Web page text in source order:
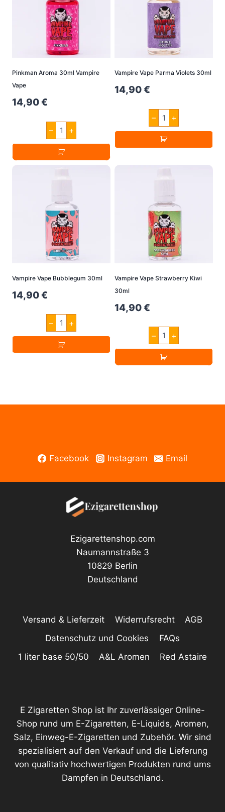
Pinkman Aroma 30ml Vampire
Vape
14,90€
–
Pinkman
Aroma
30ml
Vampire
Vape
Menge
+
Vampire Vape Parma Violets 30ml
14,90€
–
Vampire
Vape
Parma
Violets
30ml
+
Vampire Vape Bubblegum 30ml
14,90€
–
Vampire
Vape
Bubblegum
30ml
Menge
+
Vampire Vape Strawberry Kiwi
30ml
14,90€
–
Vampire
Vape
Strawberry
Kiwi
30ml
+
Facebook Instagram Email
Ezigarettenshop.com
Naumannstraße 3
10829 Berlin
Deutschland
Versand & Lieferzeit Widerrufsrecht
AGB
Datenschutz und Cookies
FAQs
1 liter base 50/50
A&L Aromen Red Astaire
E Zigaretten Shop ist Ihr zuverlässiger Online-
Shop rund um E-Zigaretten, E-Liquids, Aromen,
Salz, Einweg-E-Zigaretten und Zubehör. Wir sind
spezialisiert auf den Verkauf und die Lieferung
von qualitativ hochwertigen Produkten rund ums
Dampfen in Deutschland.